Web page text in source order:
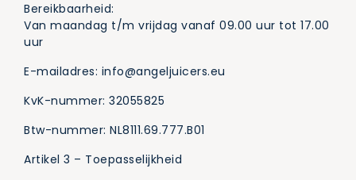
Bereikbaarheid:
Van maandag t/m vrijdag vanaf 09.00 uur tot 17.00
uur
E-mailadres: info@angeljuicers.eu
KvK-nummer: 32055825
Btw-nummer: NL8111.69.777.B01
Artikel 3 – Toepasselijkheid